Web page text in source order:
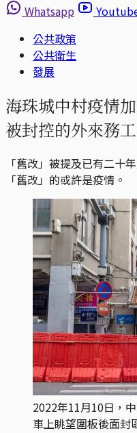
Whatsapp
公共政策
公共衛生
發展
海珠城中村疫情
被封控的外來務
「舊改」被提及已有二十
「舊改」的或許是疫情。
2022年11月10日，
車上眺望圍板後面封